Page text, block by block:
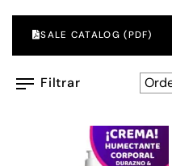
SALE CATALOG (PDF)
Filtrar